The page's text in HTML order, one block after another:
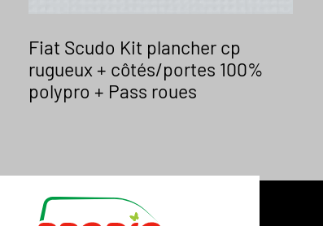
Fiat Scudo Kit plancher cp
rugueux + côtés/portes 100%
polypro + Pass roues